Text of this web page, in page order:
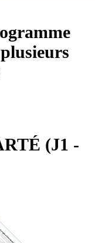
(J1 -